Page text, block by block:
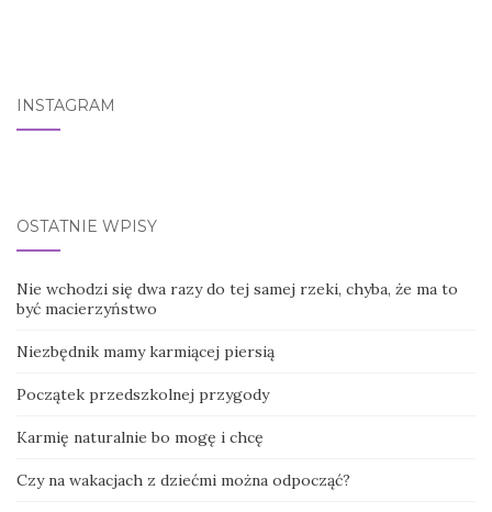
INSTAGRAM
OSTATNIE WPISY
Nie wchodzi się dwa razy do tej samej rzeki, chyba, że ma to
być macierzyństwo
Niezbędnik mamy karmiącej piersią
Początek przedszkolnej przygody
Karmię naturalnie bo mogę i chcę
Czy na wakacjach z dziećmi można odpocząć?